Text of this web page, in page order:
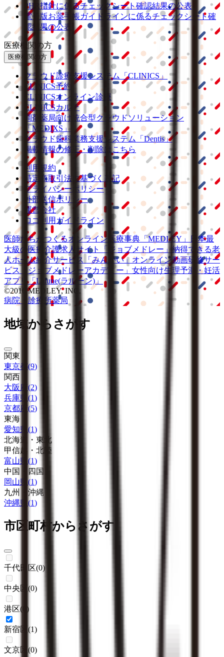
PHR指針に係るチェックシート確認結果の公表
電子版お薬手帳ガイドラインに係るチェックシート確
認結果の公表
医療機関の方
医療機関の方
クラウド診療 支援システム
「CLINICS」
CLINICS予約
CLINICSオンライン診療
CLINICSカルテ
調剤薬局向け統合型クラウドソリューション
「MEDIXS」
クラウド歯科業務支援システム
「Dentis」
掲載情報の修正・削除はこちら
利用規約
特定商取引法に基づく表記
プライバシーポリシー
外部送信ポリシー
運営会社
ロゴ利用ガイドライン
医師たちがつくるオンライン医療事典 「MEDLEY」
日本最
大級の医療介護求人サイト 「ジョブメドレー」 納得できる老
人ホーム紹介サービス
「みんかい」 オンライン動画研修サー
ビス
「ジョブメドレーアカデミー」 女性向け生理予測・妊活
アプリ「Lalune(ラルーン)」
©2016 MEDLEY, INC.
病院・診療所薬局
地域からさがす
関東
東京都(9)
関西
大阪府 (2)
兵庫県 (1)
京都府 (5)
東海
愛知県 (1)
北海道・東北
甲信越・北陸
富山県 (1)
中国・四国
岡山県 (1)
九州・沖縄
沖縄県 (1)
市区町村からさがす
千代田区(0)
中央区 (0)
港区( )
新宿区 (1)
文京区 (0)